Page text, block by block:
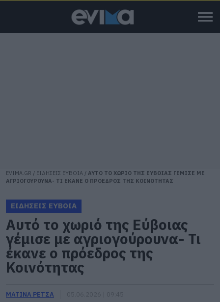
EVIMA.GR / ΕΙΔΗΣΕΙΣ ΕΥΒΟΙΑ / ΑΥΤΟ ΤΟ ΧΩΡΙΟ ΤΗΣ ΕΥΒΟΙΑΣ ΓΕΜΙΣΕ ΜΕ
ΑΓΡΙΟΓΟΥΡΟΥΝΑ- ΤΙ ΕΚΑΝΕ Ο ΠΡΟΕΔΡΟΣ ΤΗΣ ΚΟΙΝΟΤΗΤΑΣ
ΕΙΔΗΣΕΙΣ ΕΥΒΟΙΑ
Αυτό το χωριό της Εύβοιας
γέμισε με αγριογούρουνα- Τι
έκανε ο πρόεδρος της
Κοινότητας
ΜΑΤΙΝΑ ΡΕΤΣΑ